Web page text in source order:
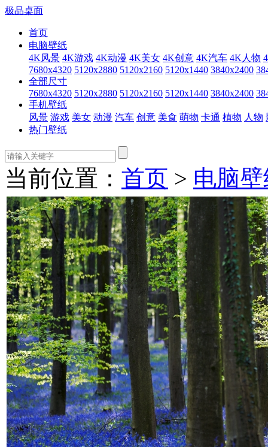
极品桌面
首页
电脑壁纸
4K风景 4K游戏 4K动漫 4K美女 4K创意 4K汽车 4K人物
7680x4320 5120x2880 5120x2160 5120x1440 3840x2400
全部尺寸
7680x4320 5120x2880 5120x2160 5120x1440 3840x2400
手机壁纸
风景 游戏 美女 动漫 汽车 创意 美食 萌物 卡通 植物 人物
热门壁纸
当前位置： 首页 > 电脑